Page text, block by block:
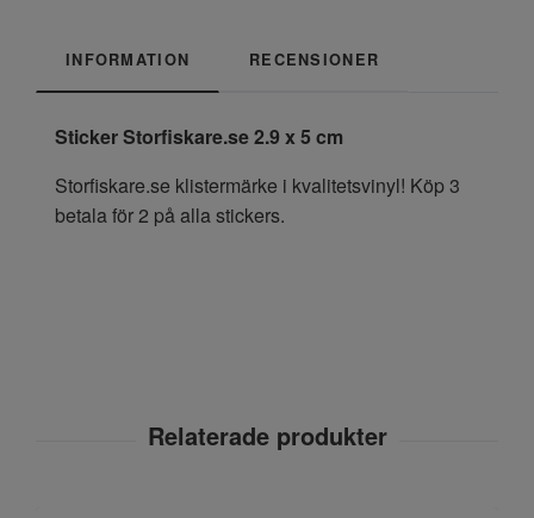
INFORMATION RECENSIONER
Sticker Storfiskare.se 2.9 x 5 cm
Storfiskare.se klistermärke i kvalitetsvinyl! Köp 3
betala för 2 på alla stickers.